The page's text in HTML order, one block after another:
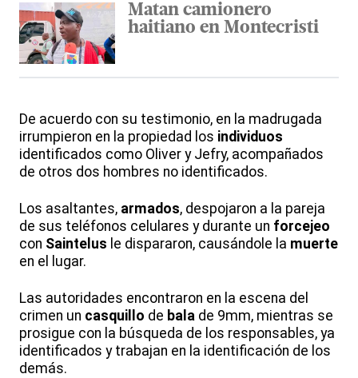
Matan camionero
haitiano en Montecristi
De acuerdo con su testimonio, en la madrugada
irrumpieron en la propiedad los individuos
identificados como Oliver y Jefry, acompañados
de otros dos hombres no identificados.
Los asaltantes, armados, despojaron a la pareja
de sus teléfonos celulares y durante un forcejeo
con Saintelus le dispararon, causándole la muerte
en el lugar.
Las autoridades encontraron en la escena del
crimen un casquillo de bala de 9mm, mientras se
prosigue con la búsqueda de los responsables, ya
identificados y trabajan en la identificación de los
demás.